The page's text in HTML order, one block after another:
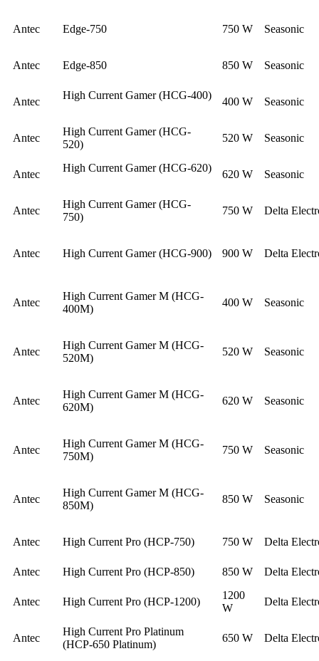
Antec Edge-750 750 W Seasonic
Antec Edge-850 850 W Seasonic
Antec
High Current Gamer (HCG-400)
400 W Seasonic
Antec
High Current Gamer (HCG-
520)
520 W Seasonic
Antec
High Current Gamer (HCG-620)
620 W Seasonic
Antec
High Current Gamer (HCG-
750)
750 W Delta
Antec High Current Gamer (HCG-900) 900 W Delta
Antec
High Current Gamer M (HCG-
400M)
400 W Seasonic
Antec
High Current Gamer M (HCG-
520M)
520 W Seasonic
Antec
High Current Gamer M (HCG-
620M)
620 W Seasonic
Antec
High Current Gamer M (HCG-
750M)
750 W Seasonic
Antec
High Current Gamer M (HCG-
850M)
850 W Seasonic
Antec High Current Pro (HCP-750) 750 W Delta
Antec High Current Pro (HCP-850) 850 W Delta
Antec High Current Pro (HCP-1200)
1200
W
Delta
Antec
High Current Pro Platinum
(HCP-650 Platinum)
650 W Delta